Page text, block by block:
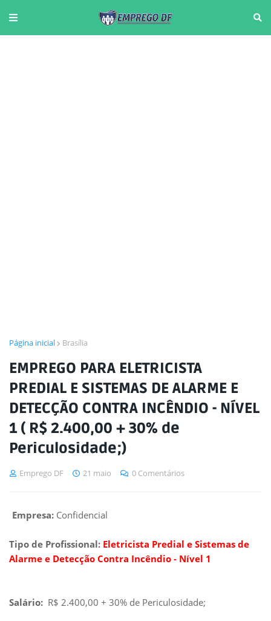
Página inicial Brasília
EMPREGO PARA ELETRICISTA
PREDIAL E SISTEMAS DE ALARME E
DETECÇÃO CONTRA INCÊNDIO - NÍVEL
1 ( R$ 2.400,00 + 30% de
Periculosidade;)
Emprego DF 21 maio 0 Comentários
Empresa: Confidencial
Tipo de Profissional: Eletricista Predial e Sistemas de
Alarme e Detecção Contra Incêndio - Nível 1
Salário: R$ 2.400,00 + 30% de Periculosidade;